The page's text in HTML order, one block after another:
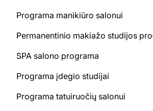
Programa manikiūro salonui
Permanentinio makiažo studijos
SPA salono programa
Programa įdegio studijai
Programa tatuiruočių salonui